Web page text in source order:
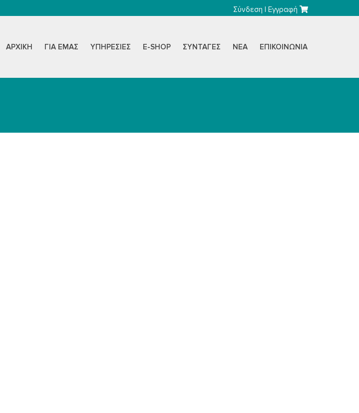
Σύνδεση |Εγγραφή
ΑΡΧΙΚΉ ΓΙΑ ΕΜΆΣ ΥΠΗΡΕΣΊΕΣ E-SHOP ΣΥΝΤΑΓΈΣ ΝΈΑ ΕΠΙΚΟΙΝΩΝΊΑ